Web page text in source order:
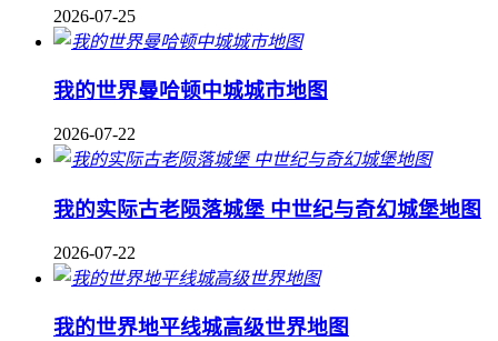
2026-07-25
我的世界曼哈顿中城城市地图
2026-07-22
我的实际古老陨落城堡 中世纪与奇幻城堡地图
2026-07-22
我的世界地平线城高级世界地图